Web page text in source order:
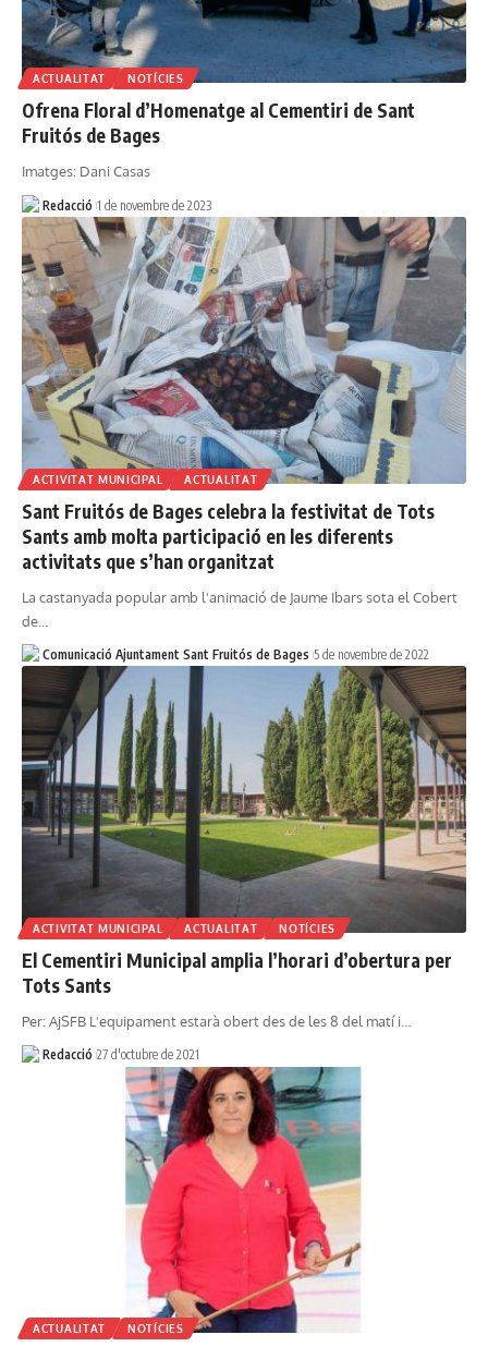
ACTUALITAT NOTÍCIES
Ofrena Floral d’Homenatge al Cementiri de Sant
Fruitós de Bages
Imatges: Dani Casas
Redacció 1 de novembre de 2023
ACTIVITAT MUNICIPAL ACTUALITAT
Sant Fruitós de Bages celebra la festivitat de Tots
Sants amb molta participació en les diferents
activitats que s’han organitzat
La castanyada popular amb l'animació de Jaume Ibars sota el Cobert
de…
Comunicació Ajuntament Sant Fruitós de Bages 5 de novembre de 2022
ACTIVITAT MUNICIPAL ACTUALITAT NOTÍCIES
El Cementiri Municipal amplia l’horari d’obertura per
Tots Sants
Per: AjSFB L'equipament estarà obert des de les 8 del matí i…
Redacció 27 d'octubre de 2021
ACTUALITAT NOTÍCIES